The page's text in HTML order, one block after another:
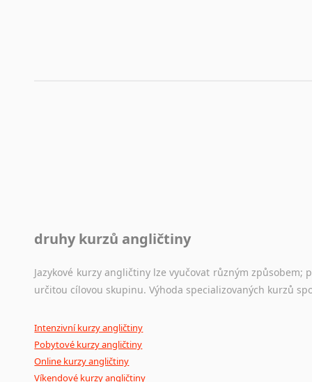
druhy kurzů angličtiny
Jazykové kurzy angličtiny lze vyučovat různým
určitou cílovou skupinu. Výhoda specializovaných kurzů
Intenzivní kurzy angličtiny
Pobytové kurzy angličtiny
Online kurzy angličtiny
Víkendové kurzy angličtiny